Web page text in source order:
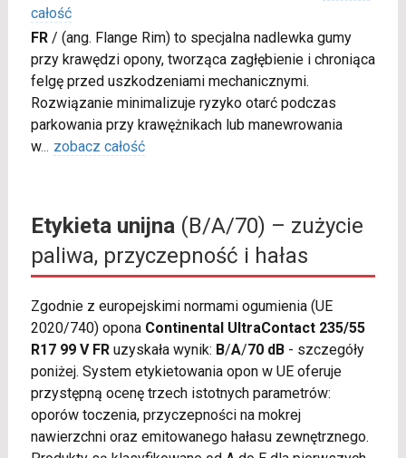
całość
FR/ (ang. Flange Rim) to specjalna nadlewka gumy
przy krawędzi opony, tworząca zagłębienie i chroniąca
felgę przed uszkodzeniami mechanicznymi.
Rozwiązanie minimalizuje ryzyko otarć podczas
parkowania przy krawężnikach lub manewrowania
w... zobacz całość
Etykieta unijna(B/A/70) – zużycie
paliwa, przyczepność i hałas
Zgodnie z europejskimi normami ogumienia (UE
2020/740) opona Continental UltraContact 235/55
R17 99 V FRuzyskała wynik: B/A/70 dB- szczegóły
poniżej. System etykietowania opon w UE oferuje
przystępną ocenę trzech istotnych parametrów:
oporów toczenia, przyczepności na mokrej
nawierzchni oraz emitowanego hałasu zewnętrznego.